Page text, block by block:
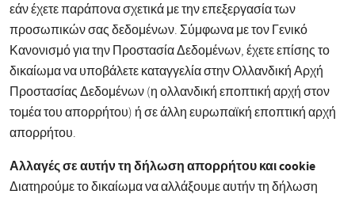
εάν έχετε παράπονα σχετικά με την επεξεργασία των
προσωπικών σας δεδομένων. Σύμφωνα με τον Γενικό
Κανονισμό για την Προστασία Δεδομένων, έχετε επίσης το
δικαίωμα να υποβάλετε καταγγελία στην Ολλανδική Αρχή
Προστασίας Δεδομένων (η ολλανδική εποπτική αρχή στον
τομέα του απορρήτου) ή σε άλλη ευρωπαϊκή εποπτική αρχή
απορρήτου.
Αλλαγές σε αυτήν τη δήλωση απορρήτου και cookie
Διατηρούμε το δικαίωμα να αλλάξουμε αυτήν τη δήλωση